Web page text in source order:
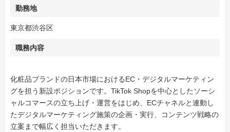
勤務地
東京都渋谷区
職務内容
化粧品ブランドの日本市場におけるEC・デジタルマーケティン
グを担う新設ポジションです。TikTok Shopを中心としたソーシ
ャルコマースの立ち上げ・運営をはじめ、ECチャネルと連動し
たデジタルマーケティング施策の企画・実行、コンテンツ戦略の
立案まで幅広く担当いただきます。